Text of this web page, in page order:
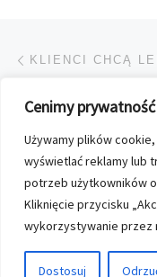
Cenimy
Używamy plików
wyświetlać reklamy lub
potrzeb użytkowników
Kliknięcie przycisku
wykorzystywanie przez
Dostosuj
KLIENCI CHCĄ
© 2026 Nasz